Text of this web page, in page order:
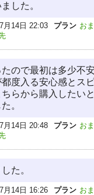
した。
月14日 22:03 プラン お
ので最初は多少不
度入る安心感とス
らから購入したい
。
月14日 20:48 プラン お
た。
月14日 16:26 プラン お